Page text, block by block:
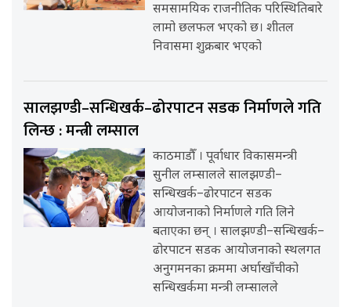
समसामयिक राजनीतिक परिस्थितिबारे
लामो छलफल भएको छ। शीतल
निवासमा शुक्रबार भएको
सालझण्डी–सन्धिखर्क–ढोरपाटन सडक निर्माणले गति
लिन्छ : मन्त्री लम्साल
काठमाडौँ । पूर्वाधार विकासमन्त्री
सुनील लम्सालले सालझण्डी–
सन्धिखर्क–ढोरपाटन सडक
आयोजनाको निर्माणले गति लिने
बताएका छन् । सालझण्डी–सन्धिखर्क–
ढोरपाटन सडक आयोजनाको स्थलगत
अनुगमनका क्रममा अर्घाखाँचीको
सन्धिखर्कमा मन्त्री लम्सालले